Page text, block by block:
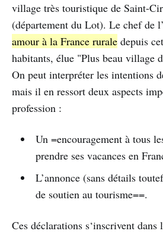
village très touristique de Saint-
(département du Lot). Le chef de
amour à la France rurale depuis
habitants, élue "Plus beau village
On peut interpréter les intentions
mais il en ressort deux aspects
profession :
Un =encouragement à tous
prendre ses vacances en
L’annonce (sans détails
de soutien au tourisme==.
Ces déclarations s‘inscrivent